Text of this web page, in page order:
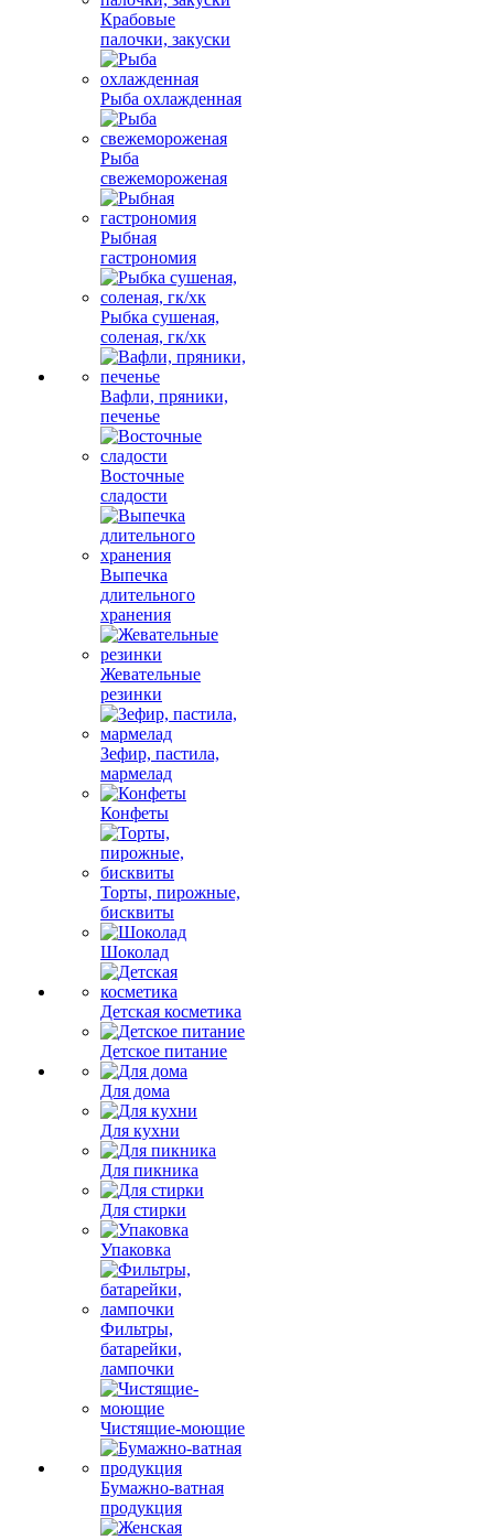
Крабовые
палочки, закуски
Рыба охлажденная
Рыба
свежемороженая
Рыбная
гастрономия
Рыбка сушеная,
соленая, гк/хк
Вафли, пряники,
печенье
Восточные
сладости
Выпечка
длительного
хранения
Жевательные
резинки
Зефир, пастила,
мармелад
Конфеты
Торты, пирожные,
бисквиты
Шоколад
Детская косметика
Детское питание
Для дома
Для кухни
Для пикника
Для стирки
Упаковка
Фильтры,
батарейки,
лампочки
Чистящие-моющие
Бумажно-ватная
продукция